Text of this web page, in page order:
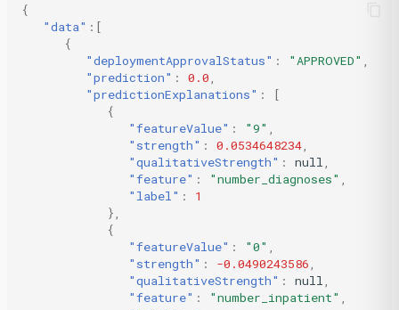
{
"data" :[
{
"deploymentApprovalStatus" : "APPROVED" ,
"prediction" : 0.0,
"predictionExplanations" :
[
{
"featureValue" : "9" ,
"strength" : 0.0534648234,
"qualitativeStrength" : null,
"feature" : "number_diagnoses" ,
"label" :
1
},
{
"featureValue" : "0" ,
"strength" : -0.0490243586,
"qualitativeStrength" : null,
"feature" : "number_inpatient" ,